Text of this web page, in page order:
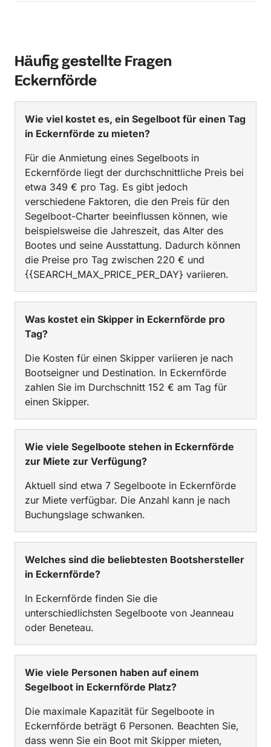
Häufig gestellte Fragen
Eckernförde
Wie viel kostet es, ein Segelboot für einen Tag
in Eckernförde zu mieten?
Für die Anmietung eines Segelboots in
Eckernförde liegt der durchschnittliche Preis bei
etwa 349 € pro Tag. Es gibt jedoch
verschiedene Faktoren, die den Preis für den
Segelboot-Charter beeinflussen können, wie
beispielsweise die Jahreszeit, das Alter des
Bootes und seine Ausstattung. Dadurch können
die Preise pro Tag zwischen 220 € und
{{SEARCH_MAX_PRICE_PER_DAY} variieren.
Was kostet ein Skipper in Eckernförde pro
Tag?
Die Kosten für einen Skipper variieren je nach
Bootseigner und Destination. In Eckernförde
zahlen Sie im Durchschnitt 152 € am Tag für
einen Skipper.
Wie viele Segelboote stehen in Eckernförde
zur Miete zur Verfügung?
Aktuell sind etwa 7 Segelboote in Eckernförde
zur Miete verfügbar. Die Anzahl kann je nach
Buchungslage schwanken.
Welches sind die beliebtesten Bootshersteller
in Eckernförde?
In Eckernförde finden Sie die
unterschiedlichsten Segelboote von Jeanneau
oder Beneteau.
Wie viele Personen haben auf einem
Segelboot in Eckernförde Platz?
Die maximale Kapazität für Segelboote in
Eckernförde beträgt 6 Personen. Beachten Sie,
dass wenn Sie ein Boot mit Skipper mieten,